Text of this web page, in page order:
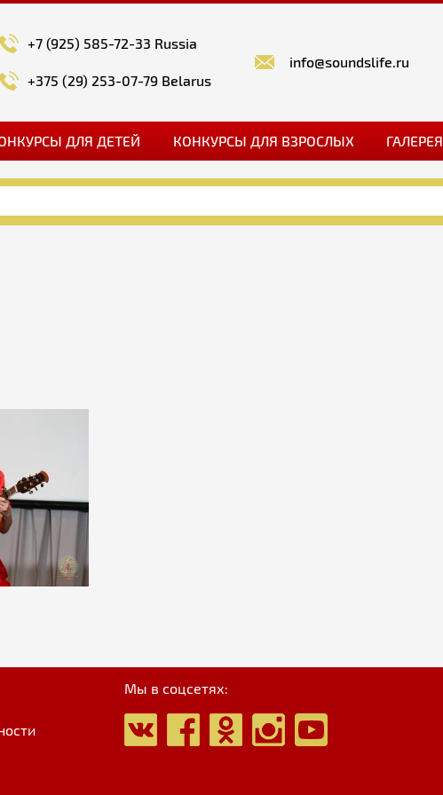
+7 (925) 585-72-33 Russia
+375 (29) 253-07-79 Belarus
info@soundslife.ru
ДЛЯ ДЕТЕЙ КОНКУРСЫ ДЛЯ ВЗРОСЛЫХ ГАЛЕРЕЯ
Мы в соцсетях: